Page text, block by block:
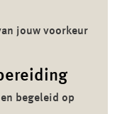
jouw voorkeur
begeleid op